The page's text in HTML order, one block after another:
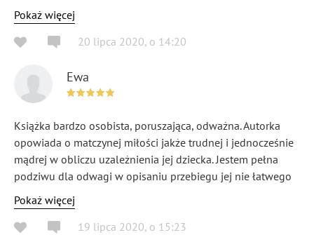
humorem. Przeczytałam jednym tchem. Gorąco polecam!
Pokaż więcej
20 lipca 2020, o 14:20
Ewa
Książka bardzo osobista, poruszająca, odważna. Autorka
opowiada o matczynej miłości jakże trudnej i jednocześnie
mądrej w obliczu uzależnienia jej dziecka. Jestem pełna
podziwu dla odwagi w opisaniu przebiegu jej nie łatwego
życia, w obnażeniu jej uczuć z tym związanych. Ukazuje
proces uzdrawiania i walki o siebie i dziecko. Autorka,
podejmuje więc terapię by móc zrozumieć i znieść ból i
Pokaż więcej
19 lipca 2020, o 15:23